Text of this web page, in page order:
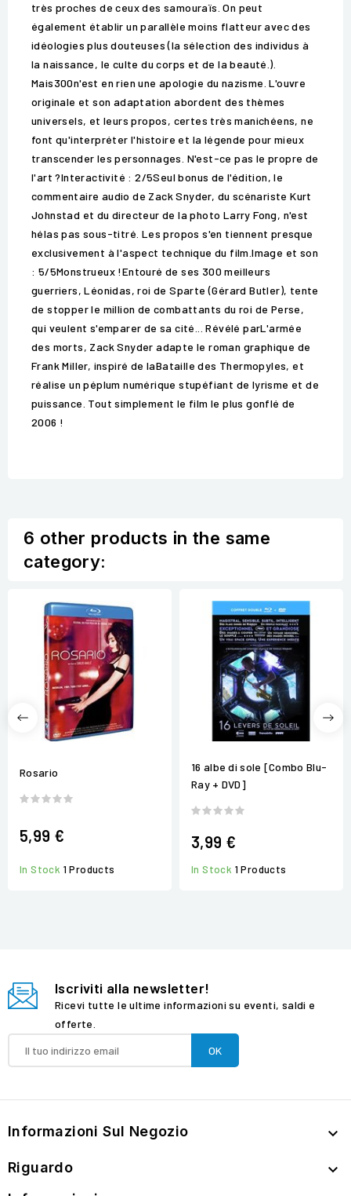
très proches de ceux des samouraïs. On peut
également établir un parallèle moins flatteur avec des
idéologies plus douteuses (la sélection des individus à
la naissance, le culte du corps et de la beauté.).
Mais300n'est en rien une apologie du nazisme. L'ouvre
originale et son adaptation abordent des thèmes
universels, et leurs propos, certes très manichéens, ne
font qu'interpréter l'histoire et la légende pour mieux
transcender les personnages. N'est-ce pas le propre de
l'art ?Interactivité : 2/5Seul bonus de l'édition, le
commentaire audio de Zack Snyder, du scénariste Kurt
Johnstad et du directeur de la photo Larry Fong, n'est
hélas pas sous-titré. Les propos s'en tiennent presque
exclusivement à l'aspect technique du film.Image et son
: 5/5Monstrueux !Entouré de ses 300 meilleurs
guerriers, Léonidas, roi de Sparte (Gérard Butler), tente
de stopper le million de combattants du roi de Perse,
qui veulent s'emparer de sa cité... Révélé parL'armée
des morts, Zack Snyder adapte le roman graphique de
Frank Miller, inspiré de laBataille des Thermopyles, et
réalise un péplum numérique stupéfiant de lyrisme et de
puissance. Tout simplement le film le plus gonflé de
2006 !
6 other products in the same
category:
Rosario
5,99 €
In Stock 1 Products
16 albe di sole [Combo Blu-
Ray + DVD]
3,99 €
In Stock 1 Products
Iscriviti alla newsletter!
Ricevi tutte le ultime informazioni su eventi, saldi e
offerte.
Informazioni Sul Negozio 
Riguardo 